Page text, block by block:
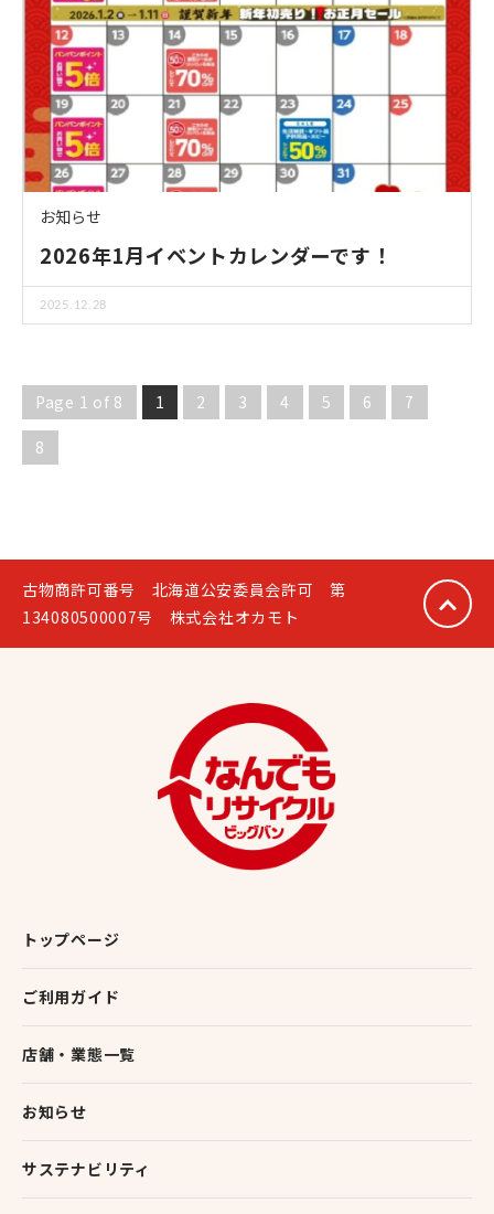
お知らせ
2026年1月イベントカレンダーです！
2025.12.28
Page 1 of 8 1 2 3 4 5 6 7
8
古物商許可番号 北海道公安委員会許可 第
134080500007号 株式会社オカモト
トップページ
ご利用ガイド
店舗・業態一覧
お知らせ
サステナビリティ